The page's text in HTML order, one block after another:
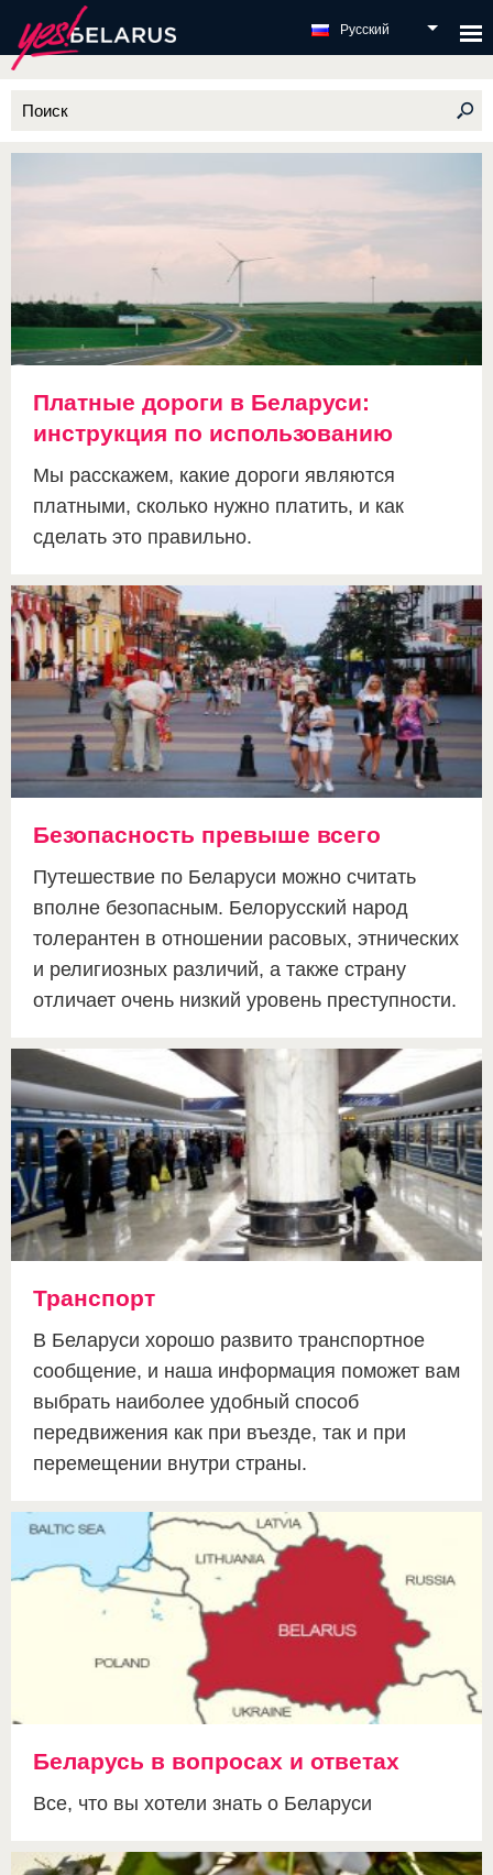
Русский
Платные дороги в Беларуси:
инструкция по использованию
Мы расскажем, какие дороги являются
платными, сколько нужно платить, и как
сделать это правильно.
Безопасность превыше всего
Путешествие по Беларуси можно считать
вполне безопасным. Белорусский народ
толерантен в отношении расовых, этнических
и религиозных различий, а также страну
отличает очень низкий уровень преступности.
Транспорт
В Беларуси хорошо развито транспортное
сообщение, и наша информация поможет вам
выбрать наиболее удобный способ
передвижения как при въезде, так и при
перемещении внутри страны.
Беларусь в вопросах и ответах
Все, что вы хотели знать о Беларуси